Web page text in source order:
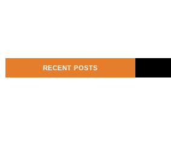
RECENT POSTS